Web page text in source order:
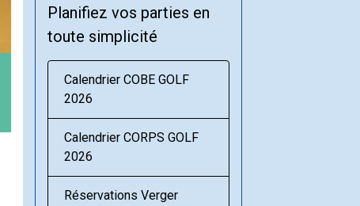
Planifiez vos parties en
toute simplicité
Calendrier COBE GOLF
2026
Calendrier CORPS GOLF
2026
Réservations Verger